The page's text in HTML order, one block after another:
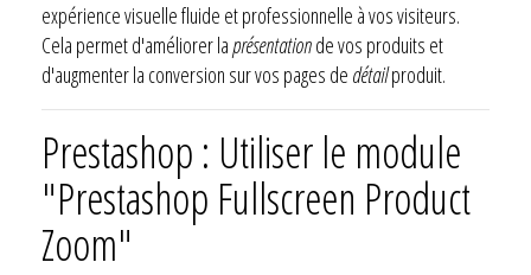
expérience visuelle fluide et professionnelle à vos visiteurs.
Cela permet d'améliorer laprésentationde vos produits et
d'augmenter la conversion sur vos pages de détailproduit.
Prestashop : Utiliser le module
"Prestashop Fullscreen Product
Zoom"